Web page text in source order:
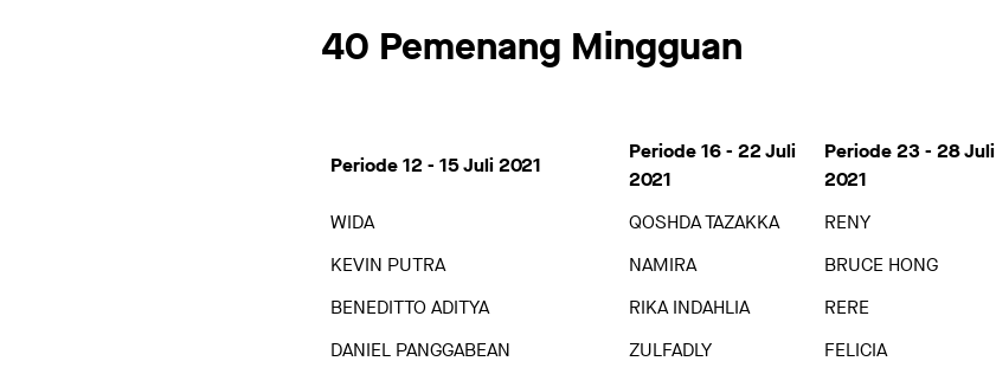
40 Pemenang Mingguan
Periode 12 - 15 Juli 2021
Periode 16 - 22 Juli
2021
Periode 23 - 28 Juli
2021
WIDA
QOSHDA TAZAKKA RENY
KEVIN PUTRA
NAMIRA BRUCE HONG
BENEDITTO ADITYA
RIKA INDAHLIA RERE
DANIEL PANGGABEAN
ZULFADLY FELICIA